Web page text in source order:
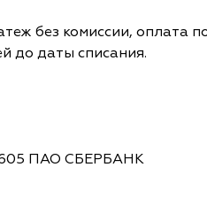
без комиссии, оплата
до даты списания.
ПАО СБЕРБАНК